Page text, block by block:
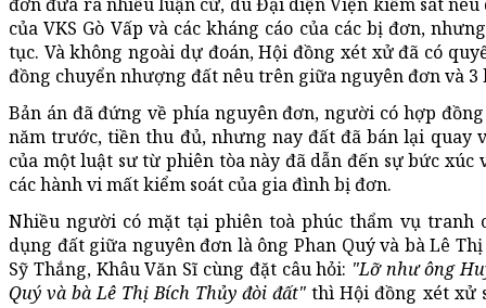
của VKS Gò Vấp và các kháng cáo của các bị đơn,
tục. Và không ngoài dự đoán, Hội đồng xét xử đã có
đồng chuyển nhượng đất nêu trên giữa nguyên đơn và 3
Bản án đã đứng về phía nguyên đơn, người có hợp
năm trước, tiền thu đủ, nhưng nay đất đã bán lại quay
của một luật sư từ phiên tòa này đã dẫn đến sự bức
các hành vi mất kiểm soát của gia đình bị đơn.
Nhiều người có mặt tại phiên toà phúc thẩm vụ tranh
dụng đất giữa nguyên đơn là ông Phan Quý và bà Lê
Sỹ Thắng, Khâu Văn Sĩ cùng đặt câu hỏi: "Lỡ như ông
Quý và bà Lê Thị Bích Thủy đòi đất" thì Hội đồng xét xử